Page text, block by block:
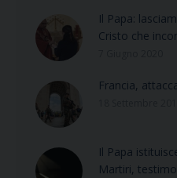
Il Papa:
Cristo che
Francia,
Il Papa
Martiri,